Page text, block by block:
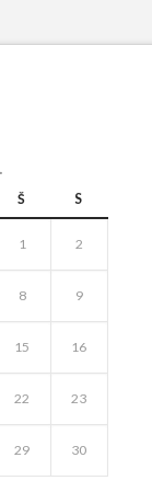
Š S
1 2
8 9
15 16
22 23
29 30